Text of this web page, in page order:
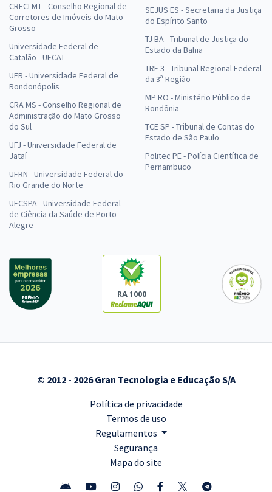
CRECI MT - Conselho Regional de
Corretores de Imóveis do Mato
Grosso
Universidade Federal de
Catalão - UFCAT
UFR - Universidade Federal de
Rondonópolis
CRA MS - Conselho Regional de
Administração do Mato Grosso
do Sul
UFJ - Universidade Federal de
Jataí
UFRN - Universidade Federal do
Rio Grande do Norte
UFCSPA - Universidade Federal
de Ciência da Saúde de Porto
Alegre
SEJUS ES - Secretaria da Justiça
do Espírito Santo
TJ BA - Tribunal de Justiça do
Estado da Bahia
TRF 3 - Tribunal Regional Federal
da 3ª Região
MP RO - Ministério Público de
Rondônia
TCE SP - Tribunal de Contas do
Estado de São Paulo
Politec PE - Polícia Científica de
Pernambuco
RA 1000
© 2012 - 2026 Gran Tecnologia e Educação S/A
Política de privacidade
Termos de uso
Regulamentos
Segurança
Mapa do site